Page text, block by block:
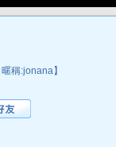
稱:jonana】